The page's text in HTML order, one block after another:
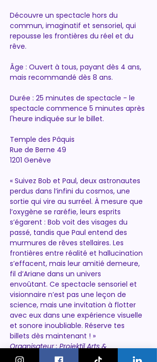
Découvre un spectacle hors du
commun, imaginatif et sensoriel, qui
repousse les frontières du réel et du
rêve.
Âge : Ouvert à tous, payant dès 4 ans,
mais recommandé dès 8 ans.
Durée : 25 minutes de spectacle - le
spectacle commence 5 minutes après
l'heure indiquée sur le billet.
Temple des Pâquis
Rue de Berne 49
1201 Genève
« Suivez Bob et Paul, deux astronautes
perdus dans l’infini du cosmos, une
sortie qui vire au surréel. À mesure que
l’oxygène se raréfie, leurs esprits
s’égarent : Bob voit des visages du
passé, tandis que Paul entend des
murmures de rêves stellaires. Les
frontières entre réalité et hallucination
s’effacent, mais leur amitié demeure,
fil d’Ariane dans un univers
envoûtant. Ce spectacle sensoriel et
visionnaire n’est pas une leçon de
science, mais une invitation à flotter
avec eux dans une expérience visuelle
et sonore inoubliable. Réserve tes
billets dès maintenant ! »
Organisateur : Projektil Arts &
Entertainment GmbH